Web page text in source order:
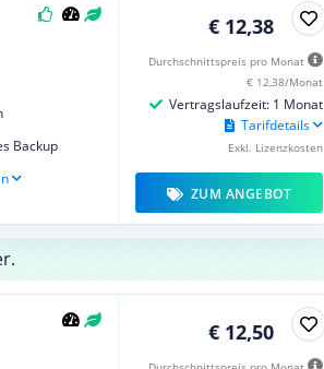
Backup
€ 12,38
Durchschnittspreis pro Monat
€ 12,38/Monat
Vertragslaufzeit: 1 Monat
Tarifdetails
Exkl. Lizenzkosten
ZUM ANGEBOT
€ 12,50